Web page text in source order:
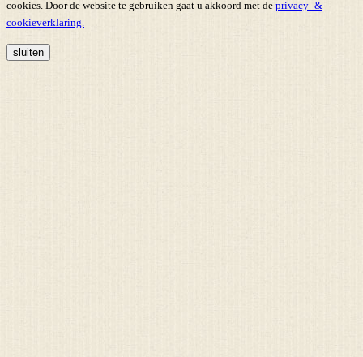
cookies. Door de website te gebruiken gaat u akkoord met de privacy- &
cookieverklaring.
sluiten